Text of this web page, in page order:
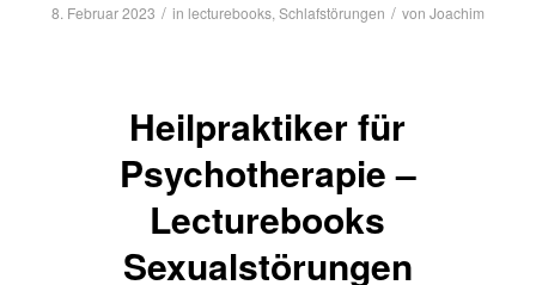
8. Februar 2023 / in lecturebooks, Schlafstörungen / von Joachim
Heilpraktiker für
Psychotherapie –
Lecturebooks
Sexualstörungen